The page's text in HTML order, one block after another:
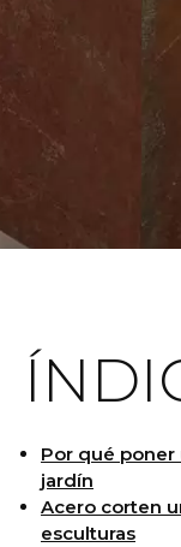
Por qué
jardín
Acero corten
esculturas